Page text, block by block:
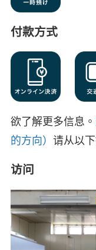
付款方式
欲了解更多信息。
的方向） 请从以
访问